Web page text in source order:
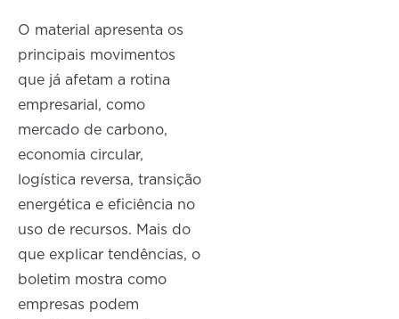
O material apresenta os
principais movimentos
que já afetam a rotina
empresarial, como
mercado de carbono,
economia circular,
logística reversa, transição
energética e eficiência no
uso de recursos. Mais do
que explicar tendências, o
boletim mostra como
empresas podem